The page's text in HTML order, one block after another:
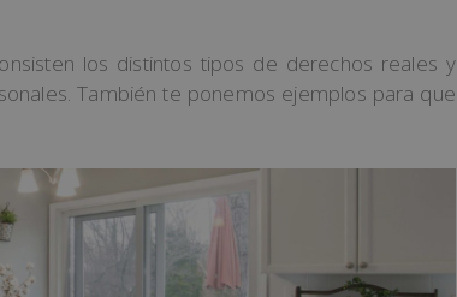
los distintos tipos de derechos reales y
También te ponemos ejemplos para que